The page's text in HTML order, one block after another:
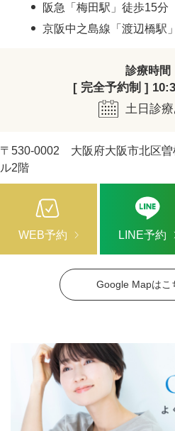
Google Mapはこ
阪急「梅田駅」徒歩15分
京阪中之島線「渡辺橋駅
診療時間
[ 完全予約制 ]
土日診療
〒530-0002 大阪府大阪市北区曽
ル2階
WEB予約 LINE予約